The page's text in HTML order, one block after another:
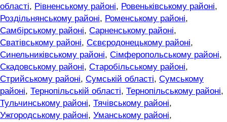
області, Рівненському районі, Ровеньківському районі,
Роздільнянському районі, Роменському районі,
Самбірському районі, Сарненському районі,
Сватівському районі, Сєвєродонецькому районі,
Синельниківському районі, Сімферопольському районі,
Скадовському районі, Старобільському районі,
Стрийському районі, Сумській області, Сумському
районі, Тернопільській області, Тернопільському районі,
Тульчинському районі, Тячівському районі,
Ужгородському районі, Уманському районі,